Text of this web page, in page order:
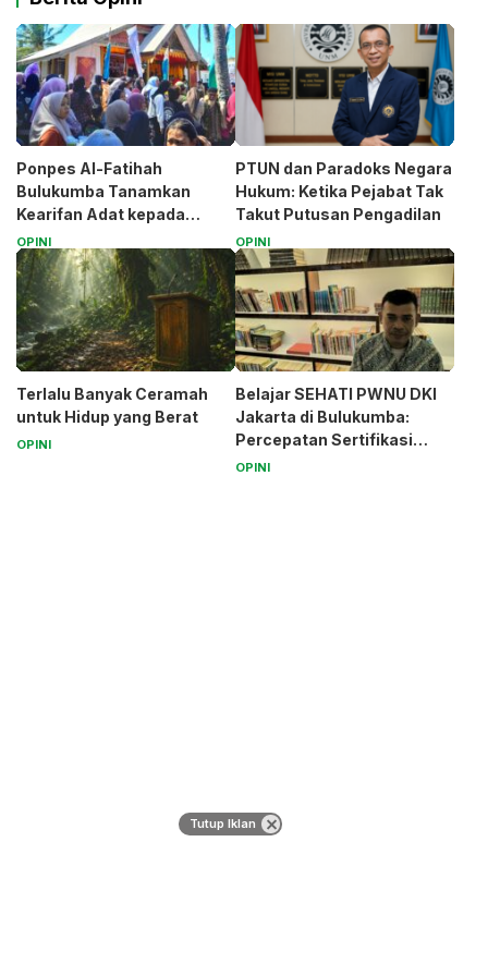
Ponpes Al-Fatihah
Bulukumba Tanamkan
Kearifan Adat kepada
Santri (Bagian 1)
OPINI
PTUN dan Paradoks Negara
Hukum: Ketika Pejabat Tak
Takut Putusan Pengadilan
OPINI
Terlalu Banyak Ceramah
untuk Hidup yang Berat
OPINI
Belajar SEHATI PWNU DKI
Jakarta di Bulukumba:
Percepatan Sertifikasi
Halal Bagi UMK
OPINI
Tutup Iklan